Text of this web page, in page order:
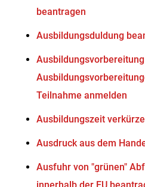
beantragen
Ausbildungsduldung
Teilnahme anmelden
Ausbildungszeit
Ausdruck aus dem
Ausfuhr von "grünen"